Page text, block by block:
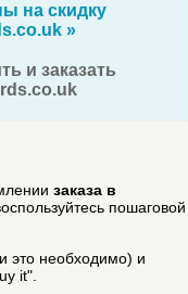
на скидку
»
и заказать
заказа в
пошаговой
это необходимо) и
it".